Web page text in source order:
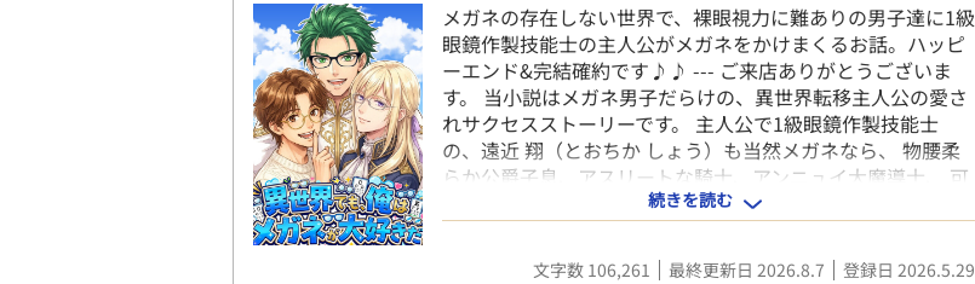
メガネの存在しない世界で、裸眼視力に難ありの男子達に1級
眼鏡作製技能士の主人公がメガネをかけまくるお話。ハッピ
ーエンド&完結確約です♪♪ --- ご来店ありがとうございま
す。 当小説はメガネ男子だらけの、異世界転移主人公の愛さ
れサクセスストーリーです。 主人公で1級眼鏡作製技能士
の、遠近 翔（とおちか しょう）も当然メガネなら、 物腰柔
らか公爵子息、アスリートな騎士、アンニュイ大魔導士、 可
愛い少年皇太子、ダンディ宰相、マッドな研究者、果ては人
外に至る迄、 登場する男子のことごとくにメガネをかけまく
るお話です。 心の痛む描写はほとんどありませんので、 メガ
続きを読む
文字数 106,261 最終更新日 2026.8.7 登録日 2026.5.29